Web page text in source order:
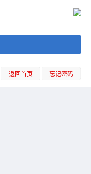
返回首页 忘记密码